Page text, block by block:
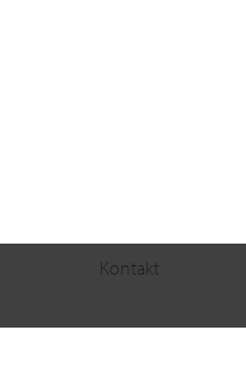
Kontakt